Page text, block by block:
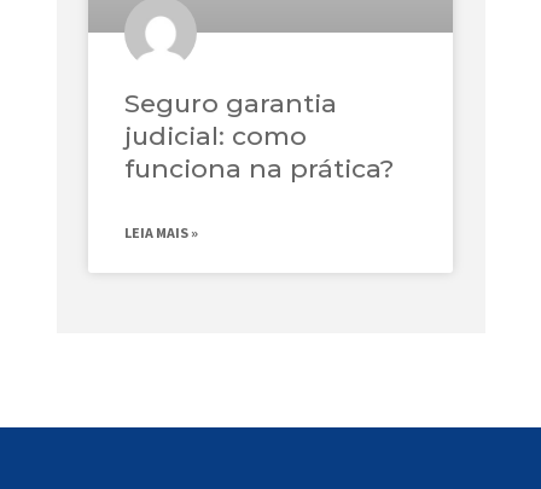
Seguro garantia
judicial: como
funciona na prática?
LEIA MAIS »